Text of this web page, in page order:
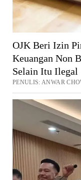
OJK Beri Izin
Keuangan Non
Selain Itu Ilegal
PENULIS: ANWAR